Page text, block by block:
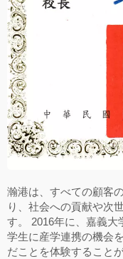
瀚港は、すべての顧客
り、社会への貢献や次
す。 2016年に、嘉義
学生に産学連携の機会
だことを体験すること